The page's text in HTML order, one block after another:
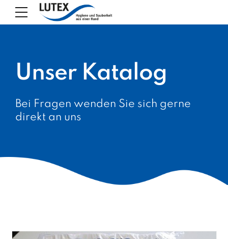
Unser Katalog
Bei Fragen wenden Sie sich gerne
direkt an uns